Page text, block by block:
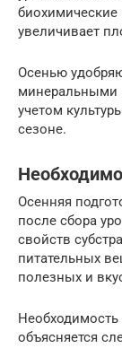
биохимические
увеличивает
Осенью
минеральными
учетом
сезоне.
Осенняя
после сбора
свойств
питательных
полезных и
объясняется